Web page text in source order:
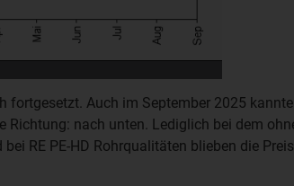
fortgesetzt. Auch im September 2025
Richtung: nach unten. Lediglich bei dem
RE PE-HD Rohrqualitäten blieben die